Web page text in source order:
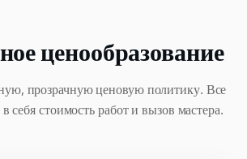
ценообразование
прозрачную ценовую политику. Все
себя стоимость работ и вызов мастера.